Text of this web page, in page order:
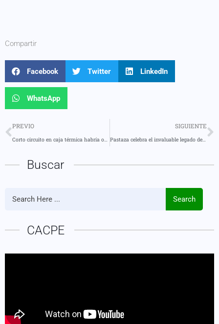
Compartir
Facebook Twitter LinkedIn
WhatsApp
PREVIO
Corto circuito en caja térmica habría originado voraz incendio en local comercial
SIGUIENTE
Pastaza celebra el invaluable legado de las parteras en su II Encuentro de Saberes
Buscar
Search
CACPE